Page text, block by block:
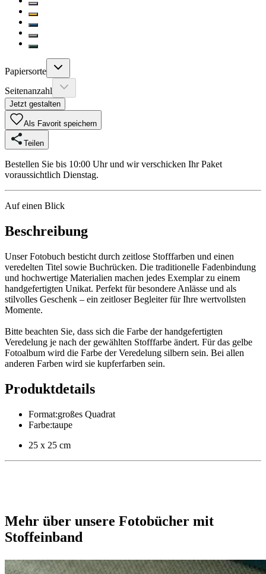
Papiersorte
Seitenanzahl
Jetzt gestalten
Als Favorit speichern
Teilen
Bestellen Sie bis 10:00 Uhr und wir verschicken Ihr Paket
voraussichtlich Dienstag.
Auf einen Blick
Beschreibung
Unser Fotobuch besticht durch zeitlose Stofffarben und einen
veredelten Titel sowie Buchrücken. Die traditionelle Fadenbindung
und hochwertige Materialien machen jedes Exemplar zu einem
handgefertigten Unikat. Perfekt für besondere Anlässe und als
stilvolles Geschenk – ein zeitloser Begleiter für Ihre wertvollsten
Momente.
Bitte beachten Sie, dass sich die Farbe der handgefertigten
Veredelung je nach der gewählten Stofffarbe ändert. Für das gelbe
Fotoalbum wird die Farbe der Veredelung silbern sein. Bei allen
anderen Farben wird sie kupferfarben sein.
Produktdetails
Format:großes Quadrat
Farbe:taupe
25 x 25 cm
Mehr über unsere Fotobücher mit
Stoffeinband